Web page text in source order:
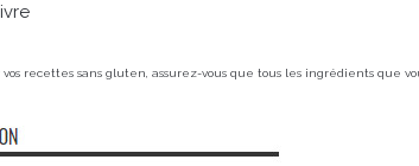
vos recettes sans gluten, assurez-vous que tous les ingrédients que